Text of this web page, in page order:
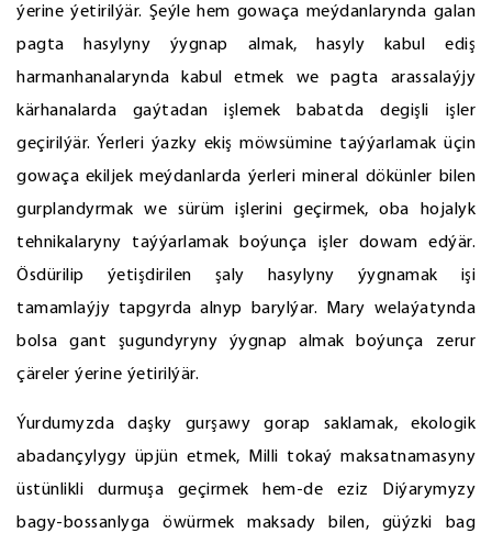
ýerine ýetirilýär. Şeýle hem gowaça meýdanlarynda galan
pagta hasylyny ýygnap almak, hasyly kabul ediş
harmanhanalarynda kabul etmek we pagta arassalaýjy
kärhanalarda gaýtadan işlemek babatda degişli işler
geçirilýär. Ýerleri ýazky ekiş möwsümine taýýarlamak üçin
gowaça ekiljek meýdanlarda ýerleri mineral dökünler bilen
gurplandyrmak we sürüm işlerini geçirmek, oba hojalyk
tehnikalaryny taýýarlamak boýunça işler dowam edýär.
Ösdürilip ýetişdirilen şaly hasylyny ýygnamak işi
tamamlaýjy tapgyrda alnyp barylýar. Mary welaýatynda
bolsa gant şugundyryny ýygnap almak boýunça zerur
çäreler ýerine ýetirilýär.
Ýurdumyzda daşky gurşawy gorap saklamak, ekologik
abadançylygy üpjün etmek, Milli tokaý maksatnamasyny
üstünlikli durmuşa geçirmek hem-de eziz Diýarymyzy
bagy-bossanlyga öwürmek maksady bilen, güýzki bag